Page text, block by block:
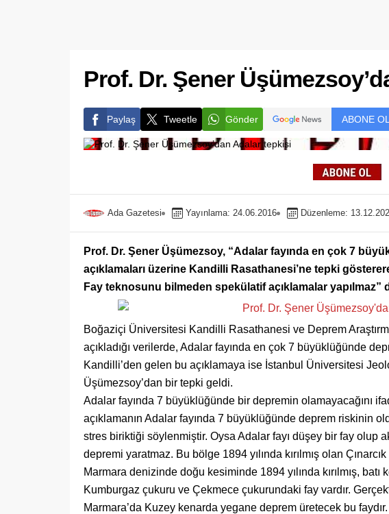
Prof. Dr. Şener
Paylaş Tweetle Gönder ABONE OL
Ada Gazetesi Yayınlama: 24.06.2016 Düzenleme:
Prof. Dr. Şener Üşümezsoy, “Adalar fayında en çok 7
açıklamaları üzerine Kandilli Rasathanesi’ne tepki
Fay teknosunu bilmeden spekülatif açıklamalar yapılmaz”
Boğaziçi Üniversitesi Kandilli Rasathanesi ve Deprem
açıkladığı verilerde, Adalar fayında en çok 7 büyüklüğünde
Kandilli’den gelen bu açıklamaya ise İstanbul Üniversitesi
Üşümezsoy’dan bir tepki geldi.
Adalar fayında 7 büyüklüğünde bir depremin olamayacağını
açıklamanın Adalar fayında 7 büyüklüğünde deprem riskinin
stres biriktiği söylenmiştir. Oysa Adalar fayı düşey bir fay olup
depremi yaratmaz. Bu bölge 1894 yılında kırılmış olan
Marmara denizinde doğu kesiminde 1894 yılında kırılmış, batı
Kumburgaz çukuru ve Çekmece çukurundaki fay vardır.
Marmara’da Kuzey kenarda yegane deprem üretecek bu